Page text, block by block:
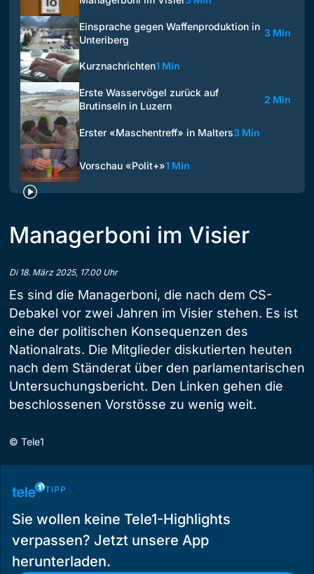
Einsprache gegen Waffenproduktion in
Unteriberg
3 Min
Kurznachrichten1 Min
Erste Wasservögel zurück auf
Brutinseln in Luzern
2 Min
Erster «Maschentreff» in Malters3 Min
Vorschau «Polit+»1 Min
Managerboni im Visier
Di 18. März 2025, 17.00 Uhr
Es sind die Managerboni, die nach dem CS-
Debakel vor zwei Jahren im Visier stehen. Es ist
eine der politischen Konsequenzen des
Nationalrats. Die Mitglieder diskutierten heuten
nach dem Ständerat über den parlamentarischen
Untersuchungsbericht. Den Linken gehen die
beschlossenen Vorstösse zu wenig weit.
© Tele1
TIPP
Sie wollen keine Tele1-Highlights
verpassen? Jetzt unsere App
herunterladen.